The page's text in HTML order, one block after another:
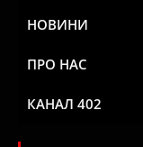
НОВИНИ
ПРО НАС
КАНАЛ 402